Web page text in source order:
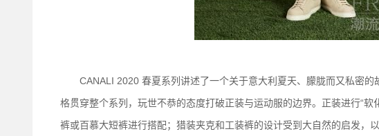
CANALI 2020 春夏系列讲述了一个关于意大利夏天、朦胧而又私密的
格贯穿整个系列，玩世不恭的态度打破正装与运动服的边界。正装进行“
裤或百慕大短裤进行搭配；猎装夹克和工装裤的设计受到大自然的启发，